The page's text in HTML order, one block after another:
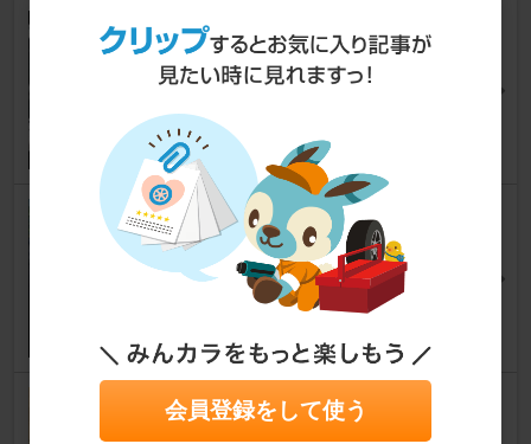
トヨタ(純正) NSZT-Y68T
ランドクルーザープラド [150系]
スターボムさん
Panasonic CN-F1X10BGD
ランドクルーザープラド [150系]
twoallさん
18
0
公論出版 自動車検査ハンドブッ
会員登録をして使う